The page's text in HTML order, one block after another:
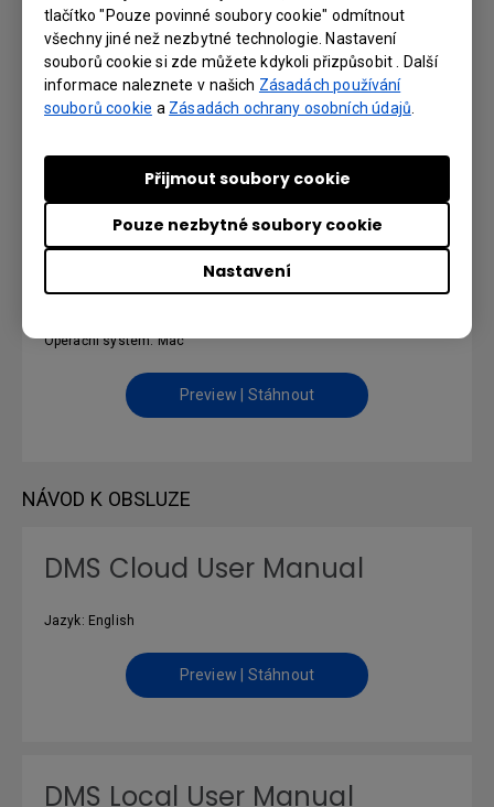
tlačítko "Pouze povinné soubory cookie" odmítnout
všechny jiné než nezbytné technologie. Nastavení
souborů cookie si zde můžete kdykoli přizpůsobit . Další
informace naleznete v našich Zásadách používání
souborů cookie a Zásadách ochrany osobních údajů
Nastavení
Pouze nezbytné soubory cookie
Přijmout soubory cookie
Preview | Stáhnout
OVLADAČ
Additional Driver to Support
Gesture_Mac
Operační systém: Mac
Preview | Stáhnout
NÁVOD K OBSLUZE
DMS Cloud User Manual
Jazyk: English
Preview | Stáhnout
DMS Local User Manual